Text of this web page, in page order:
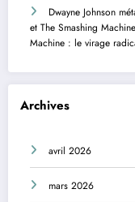
Dwayne Johnson
et The Smashing Machine
Machine : le virage
Archives
avril 2026
mars 2026